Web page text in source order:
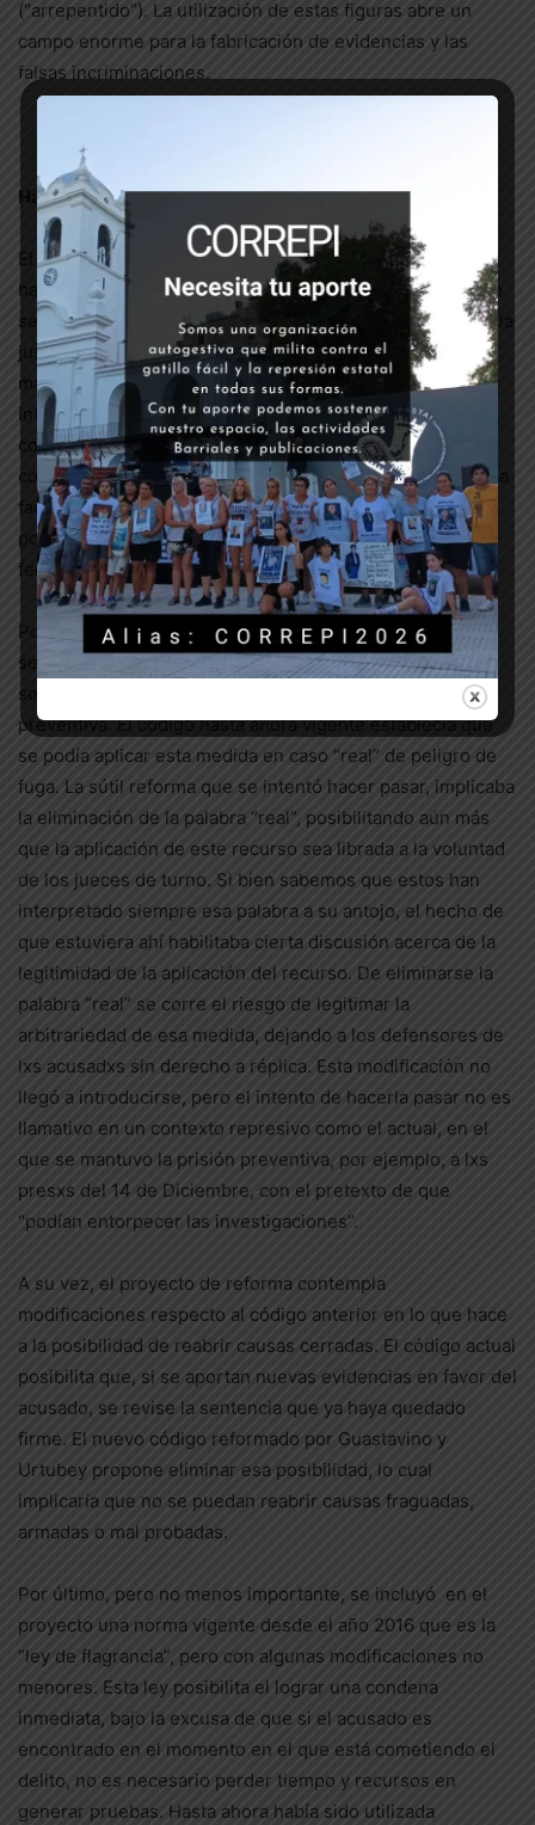
(“arrepentido”). La utilización de estas figuras abre un
campo enorme para la fabricación de evidencias y las
falsas incriminaciones.
Hacia la consolidación de unajusticia exprés
El nuevo proyecto de reforma del código procesal
habilitaría a la justicia federal (aquella que ha demostrado
ser más fiel a las necesidades del gobierno de turno) y a la
justicia de CABA (que corresponde a un fuero creado, ni
más ni menos, que por el mismo Mauricio Macri), a
intervenir en las jurisdicciones provinciales. De
concretarse esto, posibilitará a los fiscales de CABA a
conformar equipos con fiscales de la provincia, y otorga la
facultad a fiscales federales, de llevar adelante medidas
por fuera de su jurisdicción, con la autorización del juez
federal de la causa.
Por otra parte, en el proyecto original redactado por los
senadores del PJ, se intentaba introducir una reforma
sobre el artículo que rige el recurso de la prisión
preventiva. El código hasta ahora vigente establecía que
se podía aplicar esta medida en caso “real” de peligro de
fuga. La sútil reforma que se intentó hacer pasar, implicaba
la eliminación de la palabra “real”, posibilitando aún más
que la aplicación de este recurso sea librada a la voluntad
de los jueces de turno. Si bien sabemos que estos han
interpretado siempre esa palabra a su antojo, el hecho de
que estuviera ahí habilitaba cierta discusión acerca de la
legitimidad de la aplicación del recurso. De eliminarse la
palabra “real” se corre el riesgo de legitimar la
arbitrariedad de esa medida, dejando a los defensores de
lxs acusadxs sin derecho a réplica. Esta modificación no
llegó a introducirse, pero el intento de hacerla pasar no es
llamativo en un contexto represivo como el actual, en el
que se mantuvo la prisión preventiva, por ejemplo, a lxs
presxs del 14 de Diciembre, con el pretexto de que
“podían entorpecer las investigaciones”.
A su vez, el proyecto de reforma contempla
modificaciones respecto al código anterior en lo que hace
a la posibilidad de reabrir causas cerradas. El código actual
posibilita que, si se aportan nuevas evidencias en favor del
acusado, se revise la sentencia que ya haya quedado
firme. El nuevo código reformado por Guastavino y
Urtubey propone eliminar esa posibilidad, lo cual
implicaría que no se puedan reabrir causas fraguadas,
armadas o mal probadas.
Por último, pero no menos importante, se incluyó en el
proyecto una norma vigente desde el año 2016 que es la
“ley de flagrancia”, pero con algunas modificaciones no
menores. Esta ley posibilita el lograr una condena
inmediata, bajo la excusa de que si el acusado es
encontrado en el momento en el que está cometiendo el
delito, no es necesario perder tiempo y recursos en
generar pruebas. Hasta ahora había sido utilizada